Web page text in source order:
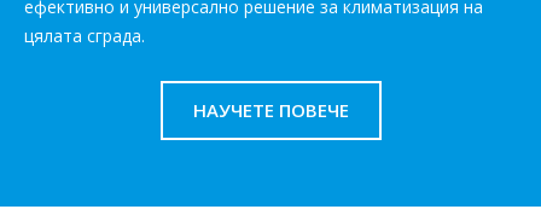
ефективно и универсално решение за климатизация на
цялата сграда.
НАУЧЕТЕ ПОВЕЧЕ